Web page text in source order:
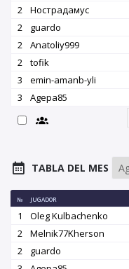
2
Нострадамус
2
guardo
2
Аnatoliy999
2
tofik
3
emin-amanb-yli
3
Agepa85
TABLA DEL MES
№ JUGADOR
1 Oleg Kulbachenko
2
Melnik77Kherson
2
guardo